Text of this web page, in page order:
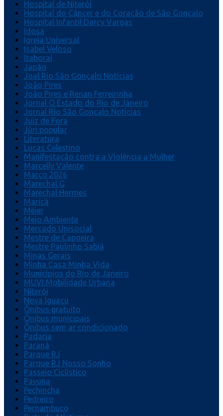
Hospital de Niterói
Hospital do Câncer e do Coração de São Gonçalo
Hospital Infantil Darcy Vargas
Idosa
Igreja Universal
Isabel Veloso
Itaboraí
Japão
Joal Rio São Gonçalo Notícias
João Pires
João Pires e Renan Ferreirinha
Jornal O Estado do Rio de Janeiro
Jornal Rio São Gonçalo Notícias
Juiz de Fora
Júri popular
Literatura
Lucas Celestino
Manifestação contra a Violência a Mulher
Marcelly Valente
Março 2026
Marechal G
Marechal Hermes
Maricá
Méier
Meio Ambiente
Mercado Unisocial
Mestre de Capoeira
Mestre Paulinho Sabiá
Minas Gerais
Minha Casa Minha Vida
Municípios do Rio de Janeiro
MUVI Mobilidade Urbana
Niterói
Nova Iguaçu
Ônibus gratuito
Ônibus municipais
Ônibus sem ar condicionado
Padaria
Paraná
Parque RJ
Parque RJ Nosso Sonho
Passeio Ciclístico
Pavuna
Pechincha
Pedreiro
Pernambuco